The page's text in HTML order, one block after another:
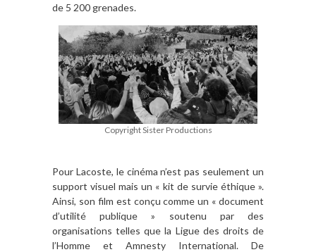
de 5 200 grenades.
Copyright Sister Productions
Pour Lacoste, le cinéma n’est pas seulement un
support visuel mais un « kit de survie éthique ».
Ainsi, son film est conçu comme un « document
d’utilité publique » soutenu par des
organisations telles que la Ligue des droits de
l’Homme et Amnesty International. De